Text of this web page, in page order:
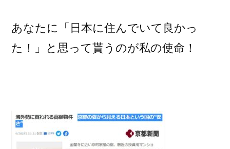
あなたに「日本に住んでいて良かっ
た！」と思って貰うのが私の使命！